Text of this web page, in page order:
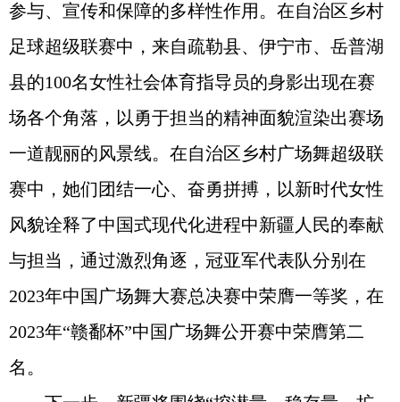
参与、宣传和保障的多样性作用。在自治区乡村
足球超级联赛中，来自疏勒县、伊宁市、岳普湖
县的100名女性社会体育指导员的身影出现在赛
场各个角落，以勇于担当的精神面貌渲染出赛场
一道靓丽的风景线。在自治区乡村广场舞超级联
赛中，她们团结一心、奋勇拼搏，以新时代女性
风貌诠释了中国式现代化进程中新疆人民的奉献
与担当，通过激烈角逐，冠亚军代表队分别在
2023年中国广场舞大赛总决赛中荣膺一等奖，在
2023年“赣鄱杯”中国广场舞公开赛中荣膺第二
名。